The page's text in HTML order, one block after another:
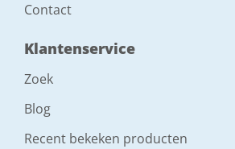
Contact
Klantenservice
Zoek
Blog
Recent bekeken producten